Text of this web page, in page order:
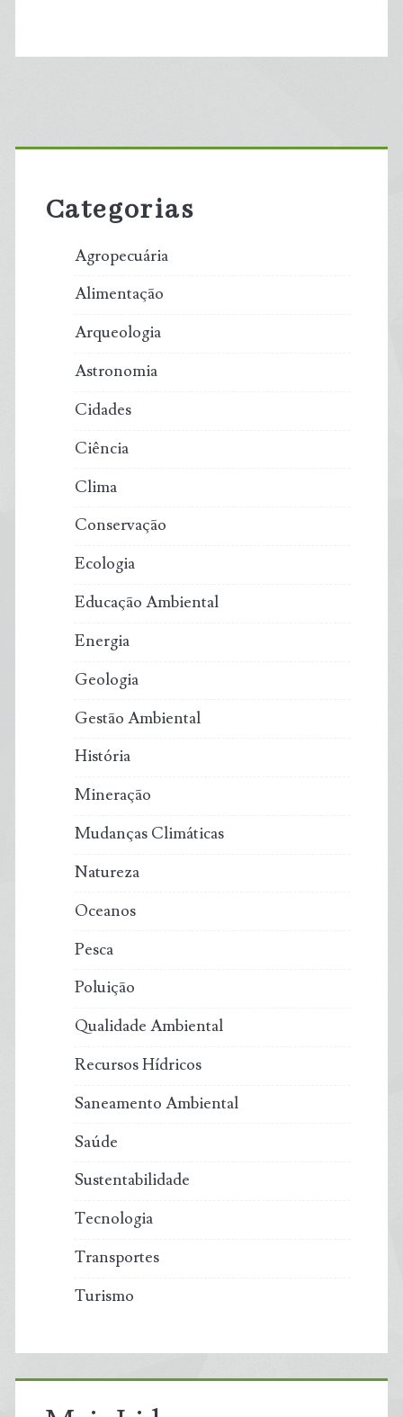
Primary
Sidebar
Categorias
Agropecuária
Alimentação
Arqueologia
Astronomia
Cidades
Ciência
Clima
Conservação
Ecologia
Educação Ambiental
Energia
Geologia
Gestão Ambiental
História
Mineração
Mudanças Climáticas
Natureza
Oceanos
Pesca
Poluição
Qualidade Ambiental
Recursos Hídricos
Saneamento Ambiental
Saúde
Sustentabilidade
Tecnologia
Transportes
Turismo